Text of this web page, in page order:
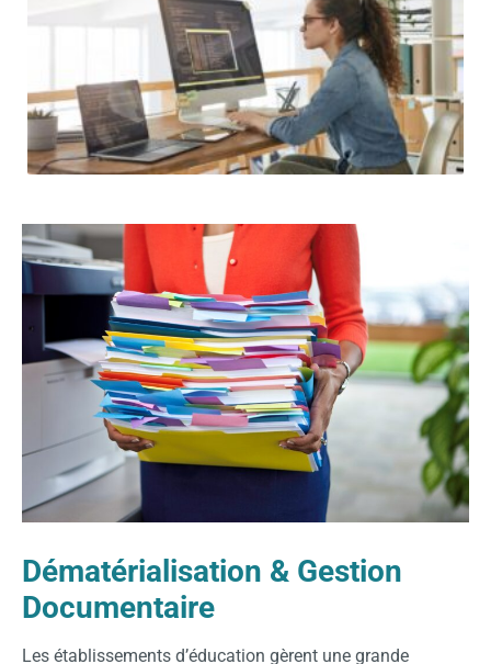
Dématérialisation & Gestion
Documentaire
Les établissements d’éducation gèrent une grande